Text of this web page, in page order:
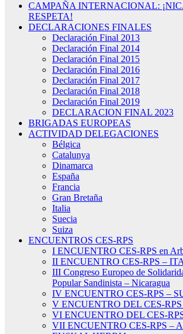
CAMPAÑA INTERNACIONAL:
RESPETA!
DECLARACIONES FINALES
Declaración Final 2013
Declaración Final 2014
Declaración Final 2015
Declaración Final 2016
Declaración Final 2017
Declaración Final 2018
Declaración Final 2019
DECLARACION FINAL 2023
BRIGADAS EUROPEAS
ACTIVIDAD DELEGACIONES
Bélgica
Catalunya
Dinamarca
España
Francia
Gran Bretaña
Italia
Suecia
Suiza
ENCUENTROS CES-RPS
I ENCUENTRO CES-RPS en
II ENCUENTRO CES-RPS –
III Congreso Europeo de
Popular Sandinista – Nicaragua
IV ENCUENTRO CES-RPS –
V ENCUENTRO DEL CES-
VI ENCUENTRO DEL CES-
VII ENCUENTRO CES-RPS –